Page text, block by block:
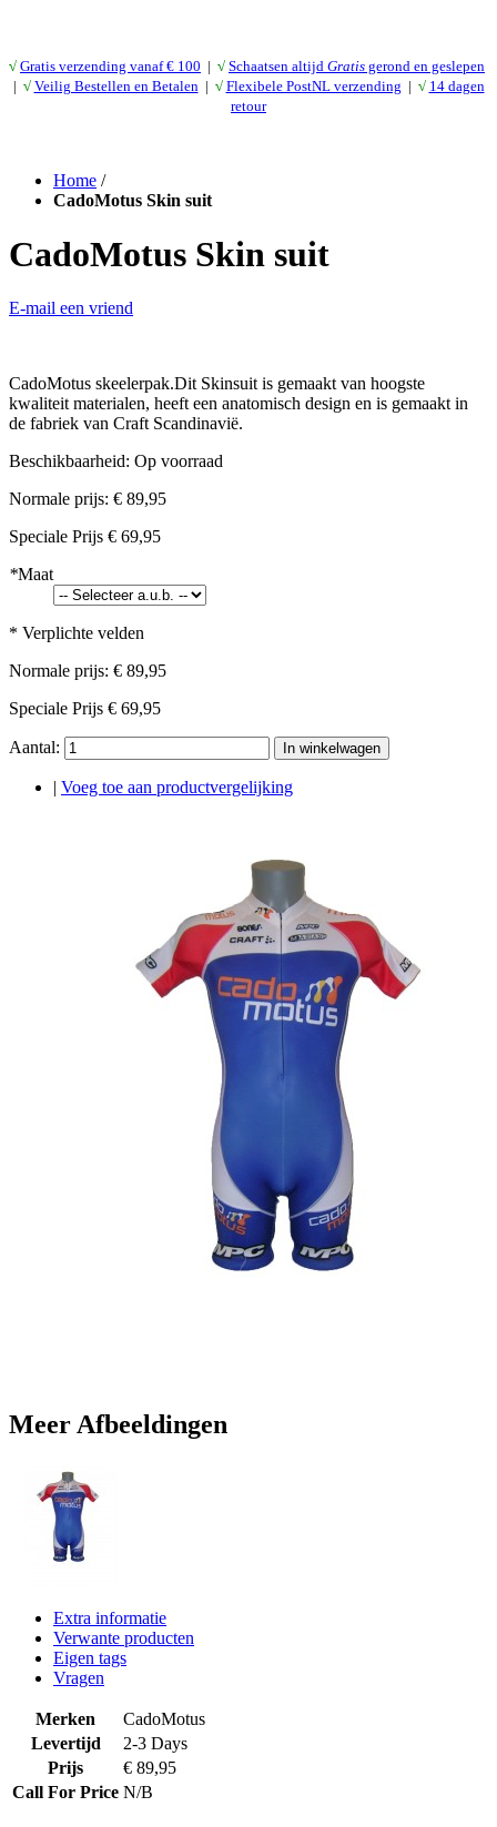
√ Gratis verzending vanaf € 100 | √ Schaatsen altijd Gratis gerond en geslepen
| √ Veilig Bestellen en Betalen | √ Flexibele PostNL verzending | √ 14 dagen
retour
Home /
CadoMotus Skin suit
CadoMotus Skin suit
E-mail een vriend
CadoMotus skeelerpak.Dit Skinsuit is gemaakt van hoogste
kwaliteit materialen, heeft een anatomisch design en is gemaakt in
de fabriek van Craft Scandinavië.
Beschikbaarheid: Op voorraad
Normale prijs: € 89,95
Speciale Prijs € 69,95
*Maat
* Verplichte velden
Normale prijs: € 89,95
Speciale Prijs € 69,95
Aantal: In winkelwagen
Voeg toe aan productvergelijking
Meer Afbeeldingen
Extra informatie
Verwante producten
Eigen tags
Vragen
Merken
CadoMotus
Levertijd
2-3 Days
Prijs
€ 89,95
Call For Price N/B